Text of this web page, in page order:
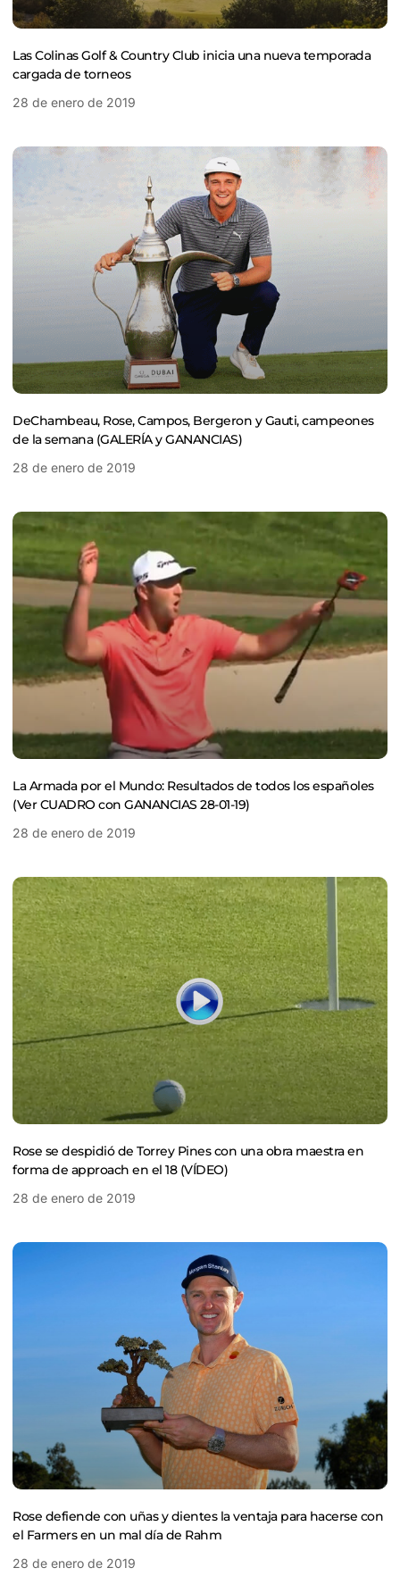
Las Colinas Golf & Country Club inicia una nueva temporada
cargada de torneos
28 de enero de 2019
DeChambeau, Rose, Campos, Bergeron y Gauti, campeones
de la semana (GALERÍA y GANANCIAS)
28 de enero de 2019
La Armada por el Mundo: Resultados de todos los españoles
(Ver CUADRO con GANANCIAS 28-01-19)
28 de enero de 2019
Rose se despidió de Torrey Pines con una obra maestra en
forma de approach en el 18 (VÍDEO)
28 de enero de 2019
Rose defiende con uñas y dientes la ventaja para hacerse con
el Farmers en un mal día de Rahm
28 de enero de 2019